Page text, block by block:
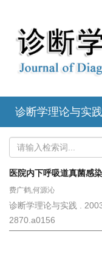
诊断学理论与实践
医院内下呼吸道真菌感
费广鹤,何源沁
诊断学理论与实践 .
2870.a0156